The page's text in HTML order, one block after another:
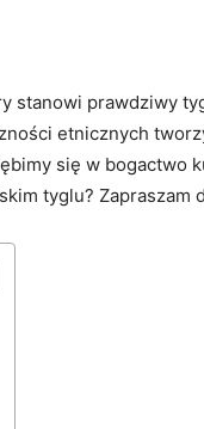
prawdziwy
etnicznych
się w⁢
⁢tyglu?‌ Zapraszam‍